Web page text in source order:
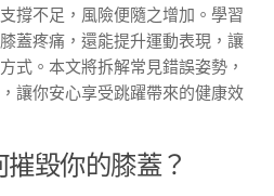
撐不足，風險便隨之增加。學習
蓋疼痛，還能提升運動表現，讓
式。本文將拆解常見錯誤姿勢，
讓你安心享受跳躍帶來的健康效
毀你的膝蓋？